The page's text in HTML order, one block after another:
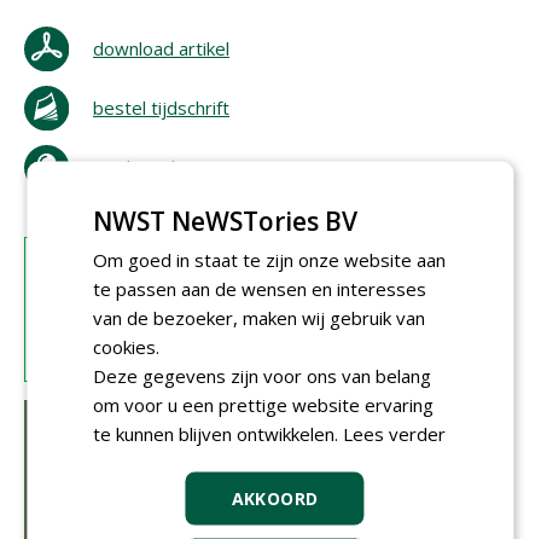
download artikel
bestel tijdschrift
tip de redactie
NWST NeWSTories BV
Om goed in staat te zijn onze website aan
te passen aan de wensen en interesses
van de bezoeker, maken wij gebruik van
cookies.
Deze gegevens zijn voor ons van belang
om voor u een prettige website ervaring
te kunnen blijven ontwikkelen. Lees verder
AKKOORD